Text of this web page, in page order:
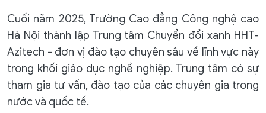
Cuối năm 2025, Trường Cao đẳng Công nghệ cao
Hà Nội thành lập Trung tâm Chuyển đổi xanh HHT-
Azitech - đơn vị đào tạo chuyên sâu về lĩnh vực này
trong khối giáo dục nghề nghiệp. Trung tâm có sự
tham gia tư vấn, đào tạo của các chuyên gia trong
nước và quốc tế.